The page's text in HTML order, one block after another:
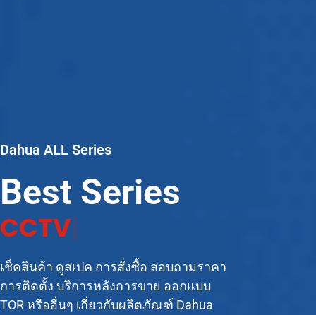
Dahua ALL Series
Best Series
CCTVC
เช็คสินค้า ดูสเปค การสั่งซื้อ สอบถามราคา
การติดตั้ง บริการหลังการขาย ออกแบบ
TOR หรืออื่นๆ เกี่ยวกับผลิตภัณฑ์ Dahua